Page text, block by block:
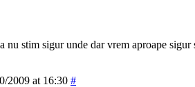
nu stim sigur unde dar vrem aproape
2009 at 16:30 #